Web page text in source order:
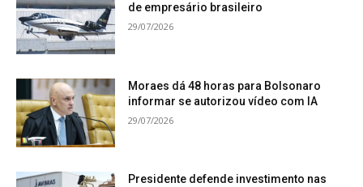
de empresário brasileiro
29/07/2026
Moraes dá 48 horas para Bolsonaro
informar se autorizou vídeo com IA
29/07/2026
Presidente defende investimento nas